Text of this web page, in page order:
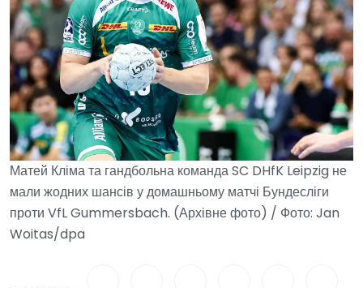
Матей Кліма та гандбольна команда SC DHfK Leipzig не
мали жодних шансів у домашньому матчі Бундесліги
проти VfL Gummersbach. (Архівне фото) / Фото: Jan
Woitas/dpa